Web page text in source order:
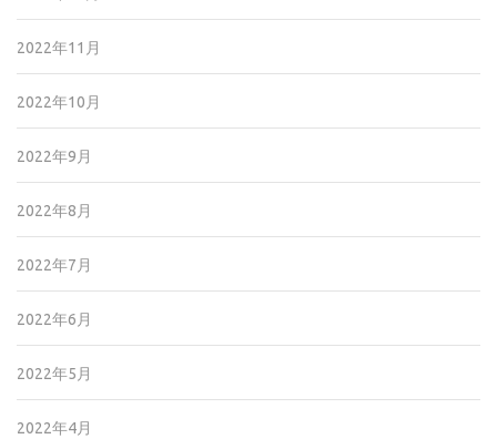
2022年11月
2022年10月
2022年9月
2022年8月
2022年7月
2022年6月
2022年5月
2022年4月